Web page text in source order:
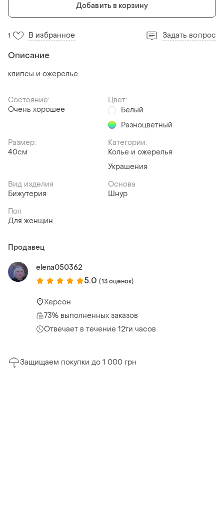
Добавить в корзину
1 В избранное Задать вопрос
Описание
клипсы и ожерелье
Состояние:
Очень хорошее
Цвет:
Белый
Разноцветный
Размер:
40см
Категории:
Колье и ожерелья
Украшения
Вид изделия
Бижутерия
Основа
Шнур
Пол
Для женщин
Продавец
elena050362
5.0 (13 оценок)
Херсон
73% выполненных заказов
Отвечает в течение 12ти часов
Защищаем покупки до 1 000 грн